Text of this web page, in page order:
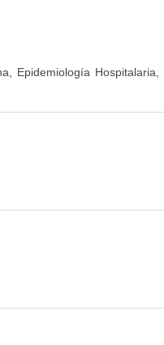
Epidemiología Hospitalaria,